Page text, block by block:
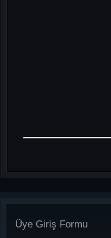
Üye Giriş Formu